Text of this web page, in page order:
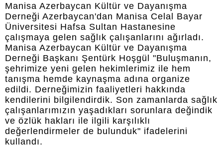
Manisa Azerbaycan Kültür ve Dayanışma
Derneği Azerbaycan'dan Manisa Celal Bayar
Üniversitesi Hafsa Sultan Hastanesine
çalışmaya gelen sağlık çalışanlarını ağırladı.
Manisa Azerbaycan Kültür ve Dayanışma
Derneği Başkanı Şentürk Hoşgül "Buluşmanın,
şehrimize yeni gelen hekimlerimiz ile hem
tanışma hemde kaynaşma adına organize
edildi. Derneğimizin faaliyetleri hakkında
kendilerini bilgilendirdik. Son zamanlarda sağlık
çalışanlarımızın yaşadıkları sorunlara değindik
ve özlük hakları ile ilgili karşılıklı
değerlendirmeler de bulunduk" ifadelerini
kullandı.